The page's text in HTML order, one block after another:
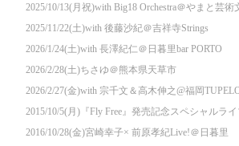
2025/10/13(月祝)with Big18 Orchestra＠やまと芸術
2025/11/22(土)with 後藤沙紀＠吉祥寺Strings
2026/1/24(土)with 長澤紀仁＠日暮里bar PORTO
2026/2/28(土)ちさゆ＠熊本県天草市
2026/2/27(金)with 宗千文＆高木伸之@福岡
2015/10/5(月)『Fly Free』発売記念スペシャルラ
2016/10/28(金)宮崎幸子× 前原孝紀Live!＠日暮里